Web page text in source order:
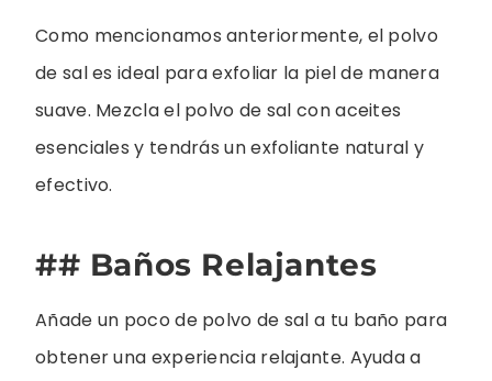
Como mencionamos anteriormente, el polvo
de sal es ideal para exfoliar la piel de manera
suave. Mezcla el polvo de sal con aceites
esenciales y tendrás un exfoliante natural y
efectivo.
## Baños Relajantes
Añade un poco de polvo de sal a tu baño para
obtener una experiencia relajante. Ayuda a